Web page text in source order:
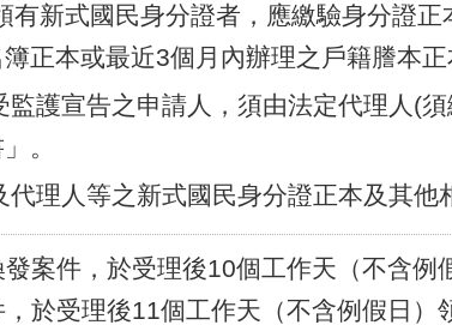
有新式國民身分證者，應繳驗身分證
正本或最近3個月內辦理之戶籍謄本正
監護宣告之申請人，須由法定代理人(
。
理人等之新式國民身分證正本及其他
案件，於受理後10個工作天（不含例
於受理後11個工作天（不含例假日